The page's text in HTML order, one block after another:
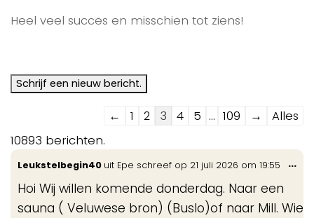
Heel veel succes en misschien tot ziens!
Navigatie
de
gastenboek-
lijst
← 1 2 3 4 5 ... 109 →
Alles
10893 berichten.
Leukstelbegin40 uit Epe schreef op 21 juli 2026 om 19:55
Hoi Wij willen komende donderdag. Naar een
sauna ( Veluwese bron) (Buslo)of naar Mill. Wie
...